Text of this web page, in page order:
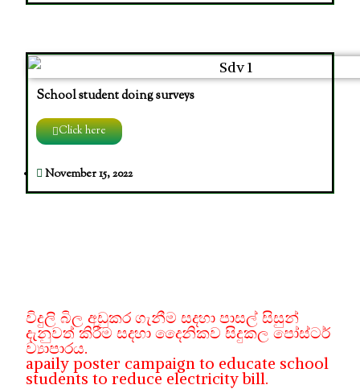
School student doing surveys
Click here
November 15, 2022
විදුලි බිල අඩුකර ගැනීම සදහා පාසල් සිසුන්
දැනුවත් කිරීම සදහා දෛනිකව සිදුකල පෝස්ටර්
ව්‍යාපාරය.
apaily poster campaign to educate school
students to reduce electricity bill.